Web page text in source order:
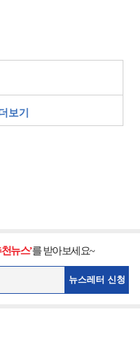
보기
천뉴스’를 받아보세요~
뉴스레터 신청